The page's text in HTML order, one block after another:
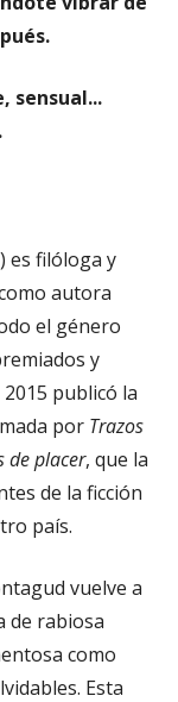
sensual...
es filóloga y
autora
el género
y
publicó la
por Trazos
de placer, que la
de la ficción
país.
vuelve a
de rabiosa
como
Esta